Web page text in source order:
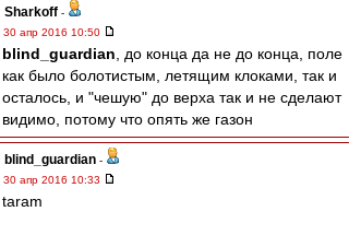
Sharkoff -
30 апр 2016 10:50
blind_guardian , до конца да не до конца, поле
как было болотистым, летящим клоками, так и
осталось, и "чешую" до верха так и не сделают
видимо, потому что опять же газон
blind_guardian -
30 апр 2016 10:33
taram